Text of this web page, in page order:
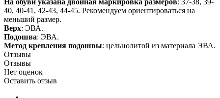
40, 40-41, 42-43, 44-45. Рекомендуем ориентироваться на
меньший размер.
Верх: ЭВА.
Подошва: ЭВА.
Метод крепления подошвы: цельнолитой из материала ЭВА.
Отзывы
Отзывы
Нет оценок
Оставить отзыв